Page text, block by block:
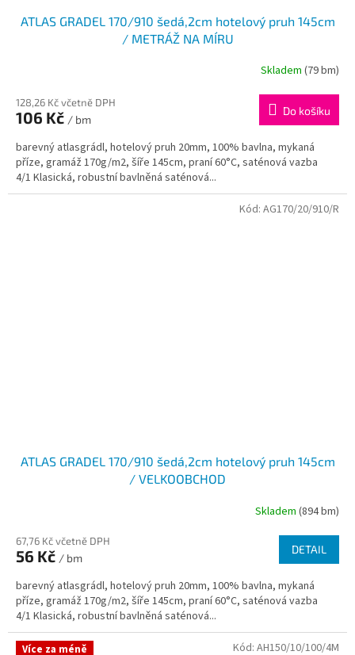
ATLAS GRADEL 170/910 šedá,2cm hotelový pruh 145cm
/ METRÁŽ NA MÍRU
Skladem (79 bm)
128,26 Kč včetně DPH
106 Kč / bm
Do košíku
barevný atlasgrádl, hotelový pruh 20mm, 100% bavlna, mykaná
příze, gramáž 170g/m2, šíře 145cm, praní 60°C, saténová vazba
4/1 Klasická, robustní bavlněná saténová...
ATLAS GRADEL 170/910 šedá,2cm hotelový pruh 145cm
/ VELKOOBCHOD
Skladem (894 bm)
67,76 Kč včetně DPH
56 Kč / bm
DETAIL
barevný atlasgrádl, hotelový pruh 20mm, 100% bavlna, mykaná
příze, gramáž 170g/m2, šíře 145cm, praní 60°C, saténová vazba
4/1 Klasická, robustní bavlněná saténová...
Kód: AG170/20/910/R
Více za méně Kód: AH150/10/100/4M